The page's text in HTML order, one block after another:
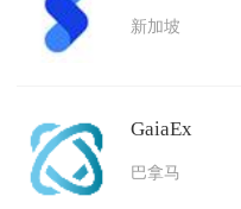
新加坡
GaiaEx
巴拿马